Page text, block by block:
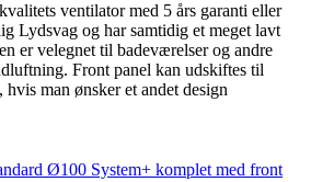
ventilator med 5 års garanti eller
Lydsvag og har samtidig et meget lavt
er velegnet til badeværelser og andre
Front panel kan udskiftes til
man ønsker et andet design
Ø100 System+ komplet med front